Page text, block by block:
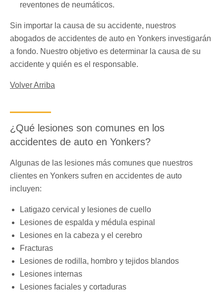
reventones de neumáticos.
Sin importar la causa de su accidente, nuestros
abogados de accidentes de auto en Yonkers investigarán
a fondo. Nuestro objetivo es determinar la causa de su
accidente y quién es el responsable.
Volver Arriba
¿Qué lesiones son comunes en los
accidentes de auto en Yonkers?
Algunas de las lesiones más comunes que nuestros
clientes en Yonkers sufren en accidentes de auto
incluyen:
Latigazo cervical y lesiones de cuello
Lesiones de espalda y médula espinal
Lesiones en la cabeza y el cerebro
Fracturas
Lesiones de rodilla, hombro y tejidos blandos
Lesiones internas
Lesiones faciales y cortaduras